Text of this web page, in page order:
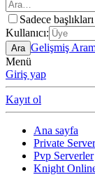
Sadece
Kullanıcı:
Ara Gelişmiş
Menü
Giriş yap
Kayıt ol
Ana sayfa
Private
Pvp Serverler
Knight